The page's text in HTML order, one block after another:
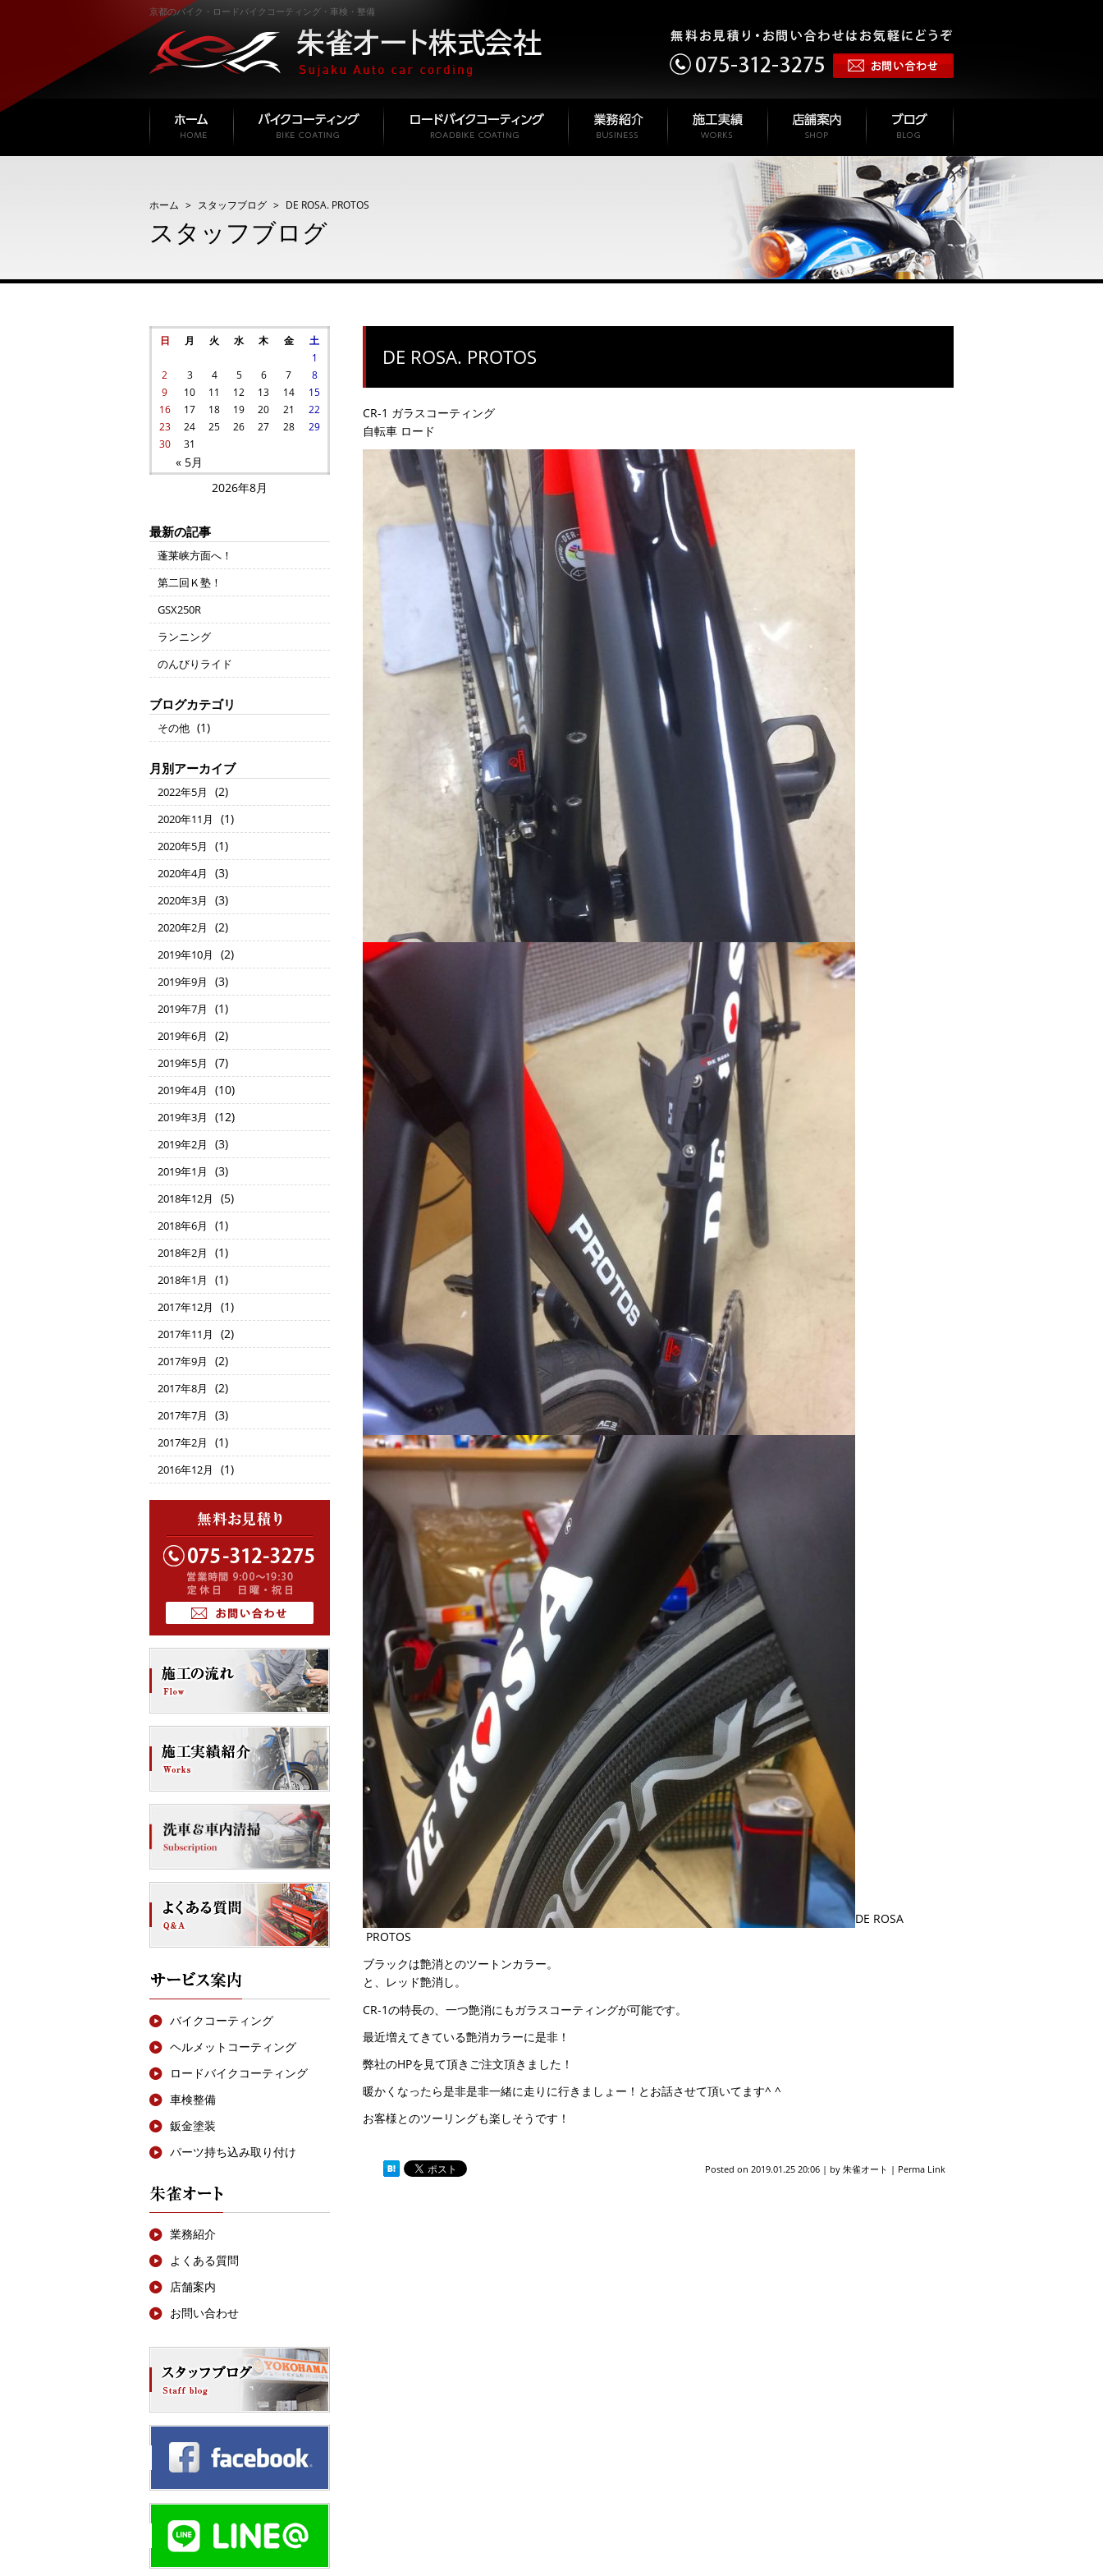
京都のバイク・ロードバイクコーティング・車検・整備
ホーム スタッフブログ DE ROSA. PROTOS
スタッフブログ
DE ROSA. PROTOS
CR-1 ガラスコーティング
自転車 ロード
DE ROSA
PROTOS
ブラックは艶消とのツートンカラー。
と、レッド艶消し。
CR-1の特長の、一つ艶消にもガラスコーティングが可能です。
最近増えてきている艶消カラーに是非！
弊社のHPを見て頂きご注文頂きました！
暖かくなったら是非是非一緒に走りに行きましょー！とお話させて頂いてます^ ^
お客様とのツーリングも楽しそうです！
Posted on 2019.01.25 20:06 | by 朱雀オート | Perma Link
2026年8月
日 月 火 水 木 金 土
« 5月
1
2
3 4 5 6 7
8
9
10 11 12 13 14
15
16
17 18 19 20 21
22
23
24 25 26 27 28
29
30
31
最新の記事
蓬莱峡方面へ！
第二回Ｋ塾！
GSX250R
ランニング
のんびりライド
ブログカテゴリ
その他 (1)
月別アーカイブ
2022年5月 (2)
2020年11月 (1)
2020年5月 (1)
2020年4月 (3)
2020年3月 (3)
2020年2月 (2)
2019年10月 (2)
2019年9月 (3)
2019年7月 (1)
2019年6月 (2)
2019年5月 (7)
2019年4月 (10)
2019年3月 (12)
2019年2月 (3)
2019年1月 (3)
2018年12月 (5)
2018年6月 (1)
2018年2月 (1)
2018年1月 (1)
2017年12月 (1)
2017年11月 (2)
2017年9月 (2)
2017年8月 (2)
2017年7月 (3)
2017年2月 (1)
2016年12月 (1)
バイクコーティング
ヘルメットコーティング
ロードバイクコーティング
車検整備
鈑金塗装
パーツ持ち込み取り付け
業務紹介
よくある質問
店舗案内
お問い合わせ